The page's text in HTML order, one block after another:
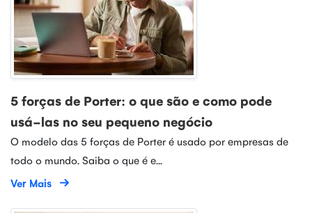
5 forças de Porter: o que são e como pode
usá-las no seu pequeno negócio
O modelo das 5 forças de Porter é usado por empresas de
todo o mundo. Saiba o que é e...
Ver Mais